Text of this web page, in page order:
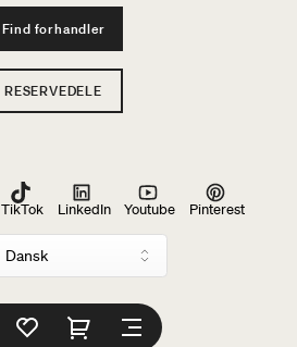
Find forhandler
RESERVEDELE
TikTok LinkedIn Youtube Pinterest